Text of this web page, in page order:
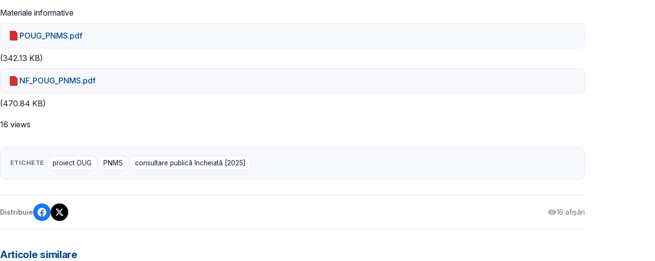
Materiale informative
POUG_PNMS.pdf
(342.13 KB)
NF_POUG_PNMS.pdf
(470.84 KB)
16 views
ETICHETE proiect OUG PNMS consultare publică încheiată [2025]
Distribuie 16 afișări
Articole similare